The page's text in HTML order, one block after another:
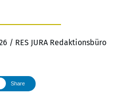
/ RES JURA Redaktionsbüro
Share